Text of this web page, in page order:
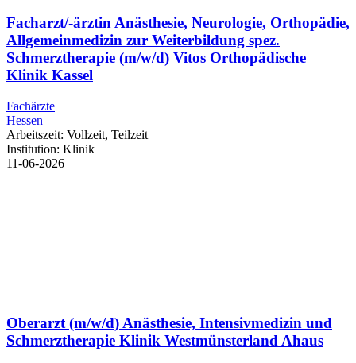
Facharzt/-ärztin Anästhesie, Neurologie, Orthopädie,
Allgemeinmedizin zur Weiterbildung spez.
Schmerztherapie (m/w/d) Vitos Orthopädische
Klinik Kassel
Fachärzte
Hessen
Arbeitszeit: Vollzeit, Teilzeit
Institution: Klinik
11-06-2026
Oberarzt (m/w/d) Anästhesie, Intensivmedizin und
Schmerztherapie Klinik Westmünsterland Ahaus